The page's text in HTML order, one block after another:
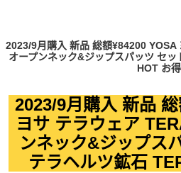
2023/9月購入 新品 総額¥84200 YOSA
オープンネック&ジップスパッツ セ
HOT お得
2023/9月購入 新品
ヨサ テラウェア
ンネック&ジップス
テラヘルツ鉱石